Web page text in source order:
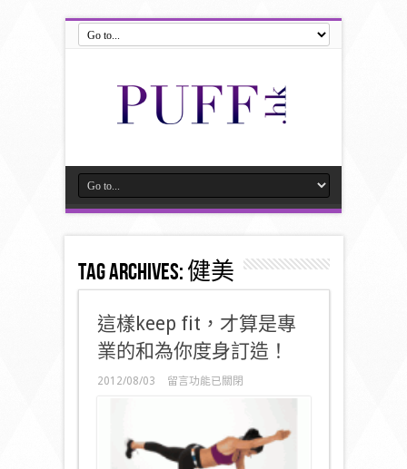
Tag Archives:健美
這樣keep fit，才算是專
業的和為你度身訂造！
2012/08/03
在
才
留言功能已關閉